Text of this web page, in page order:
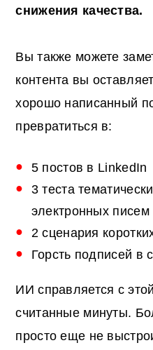
снижения качества.
Вы также можете
контента вы
хорошо написанный
превратиться в:
5 постов в LinkedIn
3 теста
электронных писем
2 сценария
Горсть подписей в
ИИ справляется с
считанные минуты.
просто еще не